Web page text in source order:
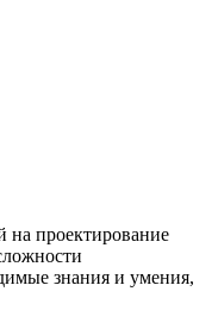
на проектирование
знания и умения,